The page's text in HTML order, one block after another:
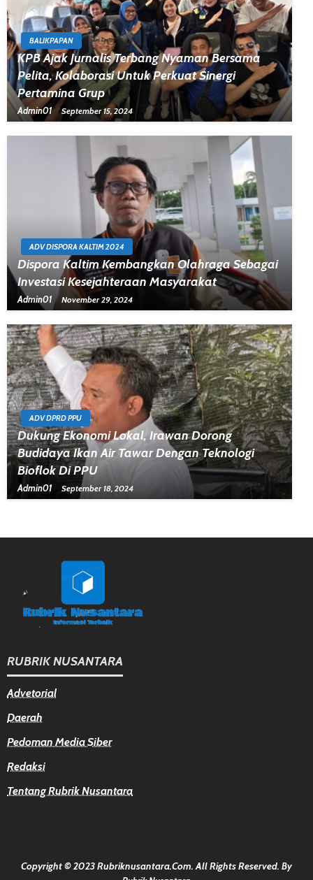
BALIKPAPAN
KPB Ajak Jurnalis Terbang Nyaman Bersama
Pelita, Kolaborasi Untuk Perkuat Sinergi
Pertamina Grup
Admin01 September 15, 2024
ADV DISPORA KALTIM 2024
Dispora Kaltim Kembangkan Olahraga Sebagai
Investasi Kesejahteraan Masyarakat
Admin01 November 29, 2024
ADV DPRD PPU
Dukung Ekonomi Lokal, Irawan Dorong
Budidaya Ikan Air Tawar Dengan Teknologi
Bioflok Di PPU
Admin01 September 18, 2024
RUBRIK NUSANTARA
Advetorial
Daerah
Pedoman Media Siber
Redaksi
Tentang Rubrik Nusantara
Copyright © 2023 Rubriknusantara.com. All Rights Reserved. By